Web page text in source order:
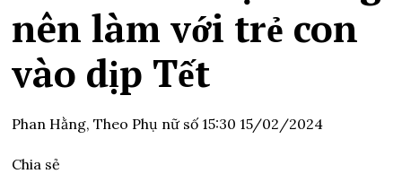
nên làm với trẻ con
vào dịp Tết
Phan Hằng,Theo Phụ nữ số 15:30 15/02/2024
Chia sẻ